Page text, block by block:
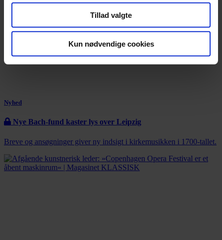
Tillad valgte
Kun nødvendige cookies
Nyhed
Nye Bach-fund kaster lys over Leipzig
Breve og ansøgninger giver ny indsigt i kirkemusikken i 1700-tallet.